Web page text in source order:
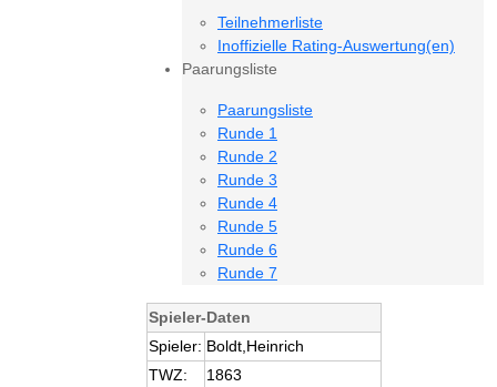
Teilnehmerliste
Inoffizielle Rating-Auswertung(en)
Paarungsliste
Paarungsliste
Runde 1
Runde 2
Runde 3
Runde 4
Runde 5
Runde 6
Runde 7
Spieler-Daten
Spieler: Boldt,Heinrich
TWZ:
1863